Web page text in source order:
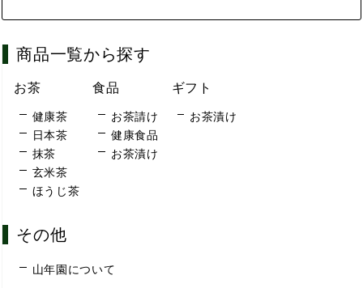
商品一覧から探す
お茶
健康茶
日本茶
抹茶
玄米茶
ほうじ茶
食品
お茶請け
健康食品
お茶漬け
ギフト
お茶漬け
その他
山年園について